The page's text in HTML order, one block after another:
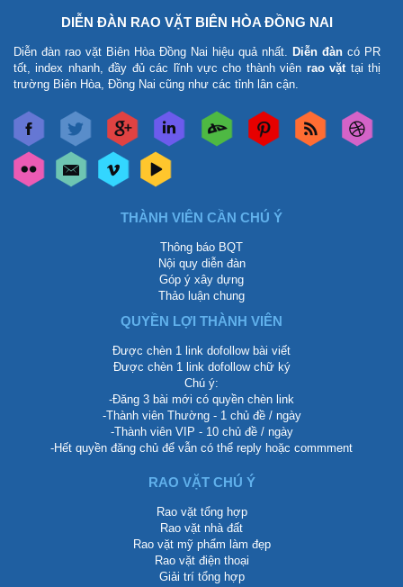
DIỄN ĐÀN RAO VẶT BIÊN HÒA ĐỒNG NAI
Diễn đàn rao vặt Biên Hòa Đồng Nai hiệu quả nhất. Diễn đàn có PR
tốt, index nhanh, đầy đủ các lĩnh vực cho thành viên rao vặt tại thị
trường Biên Hòa, Đồng Nai cũng như các tỉnh lân cận.
THÀNH VIÊN CẦN CHÚ Ý
Thông báo BQT
Nội quy diễn đàn
Góp ý xây dựng
Thảo luận chung
QUYỀN LỢI THÀNH VIÊN
Được chèn 1 link dofollow bài viết
Được chèn 1 link dofollow chữ ký
Chú ý:
-Đăng 3 bài mới có quyền chèn link
-Thành viên Thường - 1 chủ đề / ngày
-Thành viên VIP - 10 chủ đề / ngày
-Hết quyền đăng chủ để vẫn có thể reply hoặc commment
RAO VẶT CHÚ Ý
Rao vặt tổng hợp
Rao vặt nhà đất
Rao vặt mỹ phẩm làm đẹp
Rao vặt điện thoại
Giải trí tổng hợp